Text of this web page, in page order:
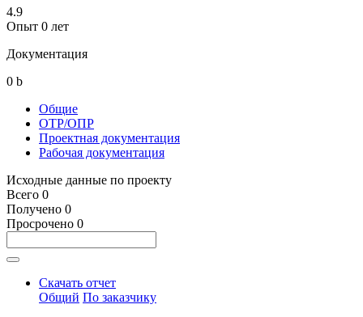
4.9
Опыт 0 лет
Документация
0 b
Общие
ОТР/ОПР
Проектная документация
Рабочая документация
Исходные данные по проекту
Всего 0
Получено 0
Просрочено 0
Скачать отчет
Общий По заказчику